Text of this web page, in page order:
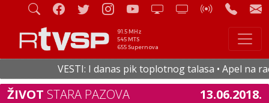
91.5 MHz
545 MTS
655 Supernova
VESTI: I danas pik toplotnog talasa • Apel na
ŽIVOT STARA PAZOVA 13.06.2018.